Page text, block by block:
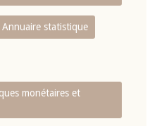
Annuaire statistique
monétaires et